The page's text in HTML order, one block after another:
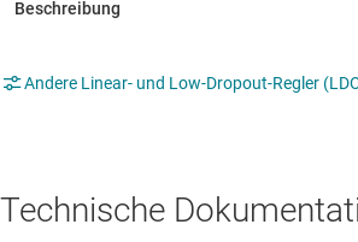
Andere Linear- und Low-Dropout-Regler
Technische